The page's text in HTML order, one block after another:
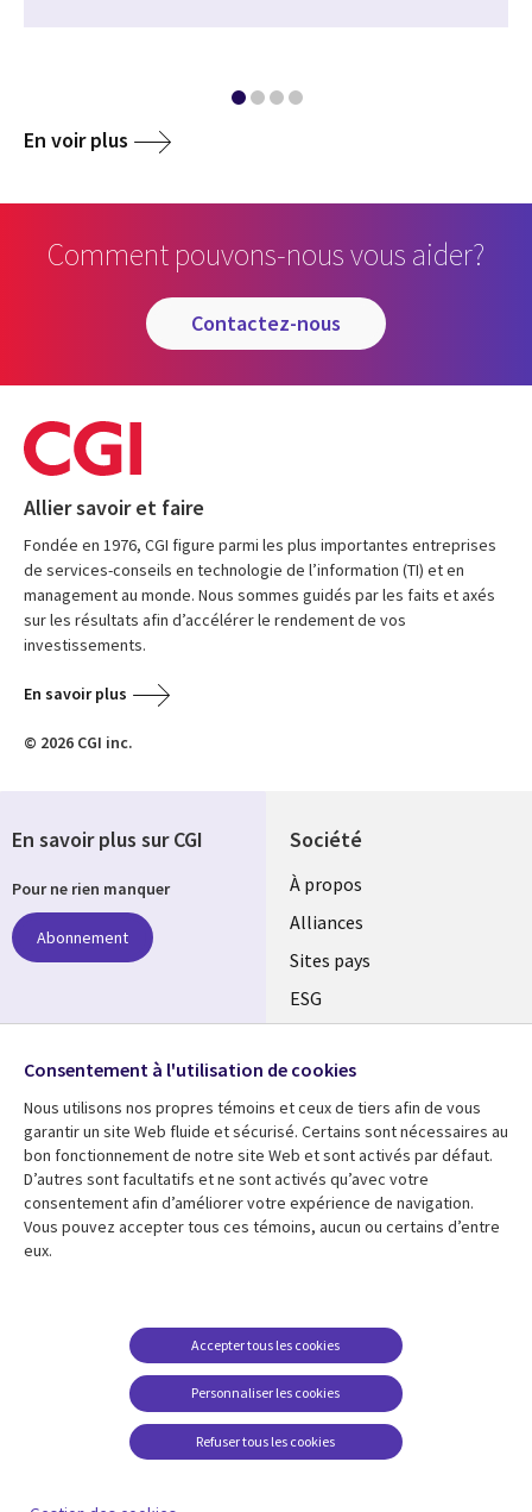
En voir plus
Comment pouvons-nous vous aider?
contactez-nous
Allier savoir et faire
Fondée en 1976, CGI figure parmi les plus importantes entreprises
de services-conseils en technologie de l’information (TI) et en
management au monde. Nous sommes guidés par les faits et axés
sur les résultats afin d’accélérer le rendement de vos
investissements.
En savoir plus
© 2026 CGI inc.
Société
À propos
Alliances
Sites pays
ESG
Fusions
Salle de presse
Ressources
Articles
Études de cas
Baladodiffusions
Support
Restrictions et
conditions juridiques
Carrières FAQ
Centre de gestion des
En savoir plus sur CGI
Pour ne rien manquer
Abonnement
Suivez-nous
Social
Media
Global
FR
Consentement à l'utilisation de cookies
Nous utilisons nos propres témoins et ceux de tiers afin de vous
garantir un site Web fluide et sécurisé. Certains sont nécessaires au
bon fonctionnement de notre site Web et sont activés par défaut.
D’autres sont facultatifs et ne sont activés qu’avec votre
consentement afin d’améliorer votre expérience de navigation.
Vous pouvez accepter tous ces témoins, aucun ou certains d’entre
eux.
Personnaliser les cookies
Accepter tous les cookies
Refuser tous les cookies